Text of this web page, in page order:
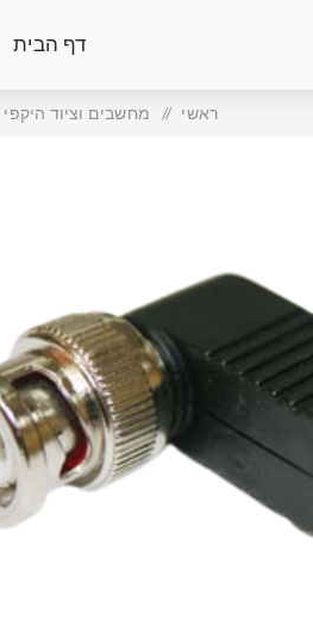
דף הבית
ראשי / מחשבים וציוד היקפי